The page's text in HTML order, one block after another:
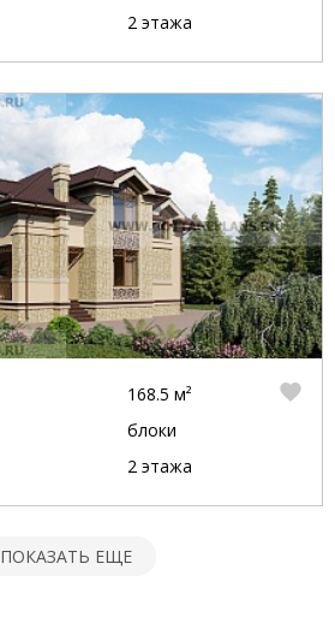
2 этажа
168.5 м²
блоки
2 этажа
ПОКАЗАТЬ ЕЩЕ